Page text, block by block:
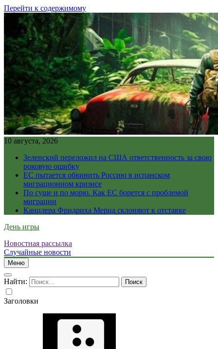
Перейти к содержимому
10 августа, 2026
Зеленский переложил на США ответственность за свою
роковую ошибку
ЕС пытается обвинить Россию в испанском
миграционном кризисе
По суше и по морю. Как ЕС борется с проблемой
миграции
Канцлера Фридриха Мерца склоняют к отставке
День игры
Новостная рассылка
Случайные новости
Меню
Найти:
Заголовки